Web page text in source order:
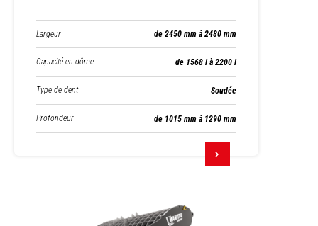
Largeur de 2450 mm à 2480 mm
Capacité en dôme de 1568 l à 2200 l
Type de dent Soudée
Profondeur de 1015 mm à 1290 mm